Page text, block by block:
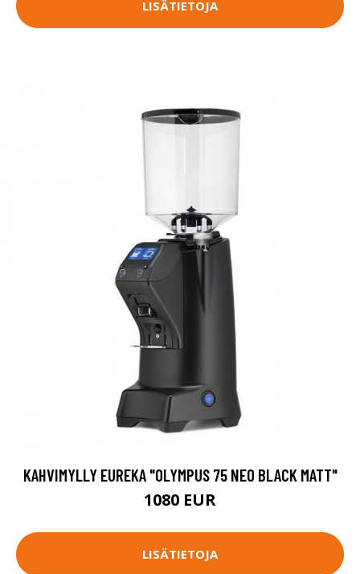
LISÄTIETOJA
KAHVIMYLLY EUREKA "OLYMPUS 75 NEO BLACK MATT"
1080 EUR
LISÄTIETOJA